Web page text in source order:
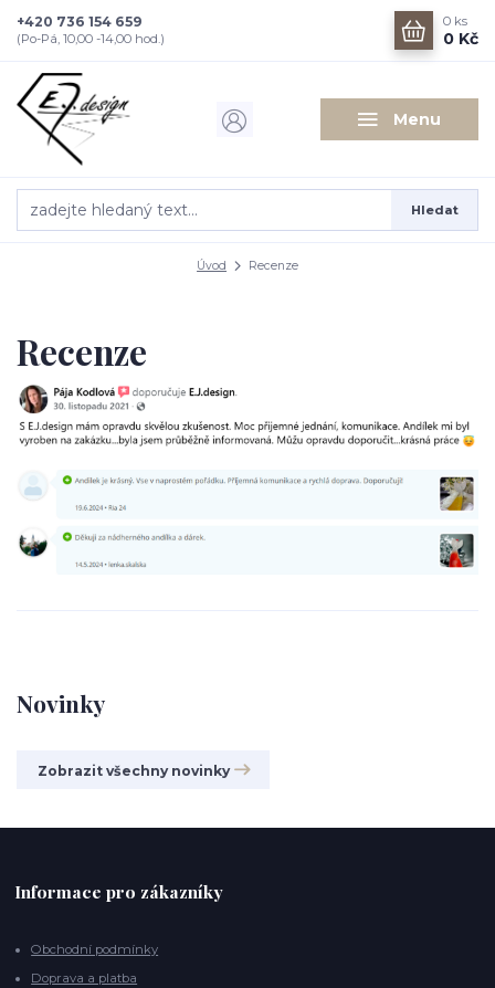
Menu
Hledat
+420 736 154 659
(Po-Pá, 10,00 -14,00 hod.)
0 ks
0 Kč
Úvod Recenze
Novinky
Zobrazit všechny novinky
Recenze
Informace pro zákazníky
Obchodní podmínky
Doprava a platba